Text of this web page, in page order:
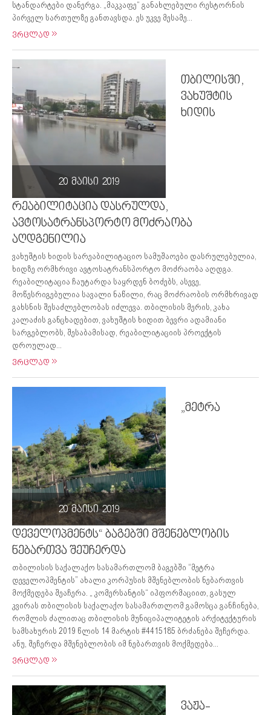
სტანდარტები დანერგა. „მაკკაფე“ განახლებული რესტორნის
პირველ სართულზე განთავსდა. ეს უკვე მესამე...
ვრცლად
20 მაისი 2019
თბილისში,
ვახუშტის
ხიდის
რეაბილიტაცია დასრულდა,
ავტოსატრანსპორტო მოძრაობა
აღდგენილია
ვახუშტის ხიდის სარეაბილიტაციო სამუშაოები დასრულებულია,
ხიდზე ორმხრივი ავტოსატრანსპორტო მოძრაობა აღდგა.
რეაბილიტაცია ჩაუტარდა საყრდენ ბოძებს, ასევე,
მოწესრიგებულია სავალი ნაწილი, რაც მოძრაობის ორმხრივად
გახსნის შესაძლებლობას იძლევა. თბილისის მერის, კახა
კალაძის განცხადებით, ვახუშტის ხიდით ბევრი ადამიანი
სარგებლობს, შესაბამისად, რეაბილიტაციის პროექტის
დროულად...
ვრცლად
20 მაისი 2019
„მეტრა
დეველოპმენტს“ ბაგებში მშენებლობის
ნებართვა შეუჩერდა
თბილისის საქალაქო სასამართლომ ბაგებში “მეტრა
დეველოპმენტის” ახალი კორპუსის მშენებლობის ნებართვის
მოქმედება შეაჩერა. „ კომერსანტის“ იჰფორმაციით, გასულ
კვირას თბილისის საქალაქო სასამართლომ გამოსცა განჩინება,
რომლის ძალითაც თბილისის მუნიციპალიტეტის არქიტექტურის
სამსახურის 2019 წლის 14 მარტის #4415185 ბრძანება შეჩერდა.
ანუ, შეჩერდა მშენებლობის იმ ნებართვის მოქმედება...
ვრცლად
ვაჟა-